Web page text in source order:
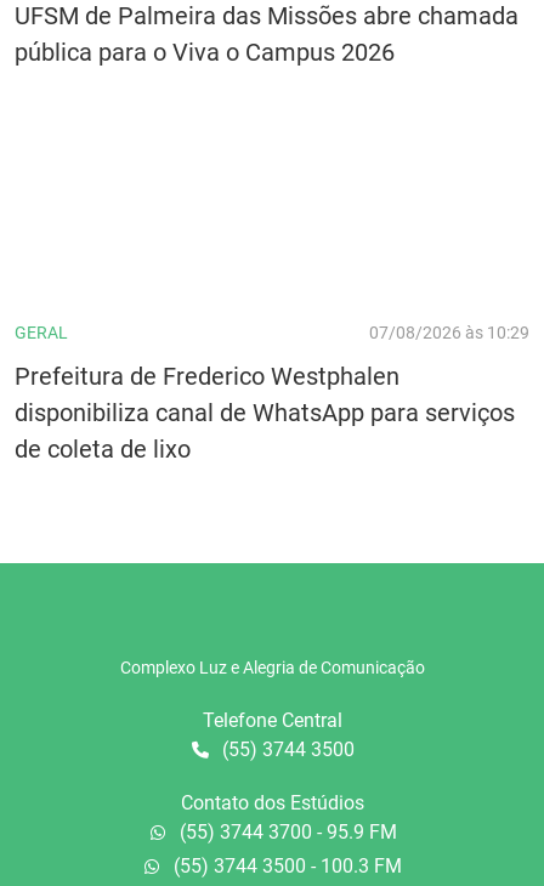
UFSM de Palmeira das Missões abre chamada
pública para o Viva o Campus 2026
GERAL 07/08/2026 às 10:29
Prefeitura de Frederico Westphalen
disponibiliza canal de WhatsApp para serviços
de coleta de lixo
Complexo Luz e Alegria de Comunicação
Telefone Central
(55) 3744 3500
Contato dos Estúdios
(55) 3744 3700 - 95.9 FM
(55) 3744 3500 - 100.3 FM